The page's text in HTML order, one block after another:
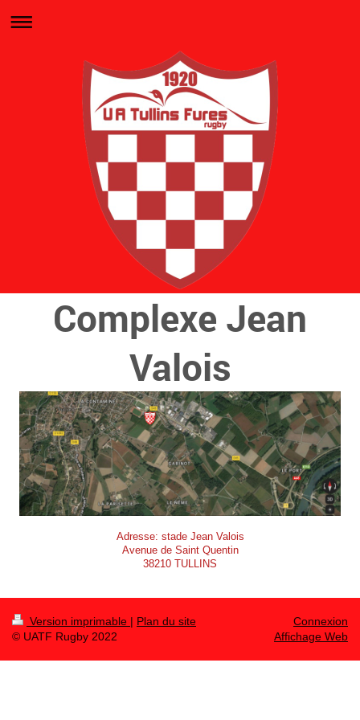
Complexe Jean
Valois
Adresse: stade Jean Valois
Avenue de Saint Quentin
38210 TULLINS
Version imprimable | Plan du site
© UATF Rugby 2022
Connexion
Affichage Web